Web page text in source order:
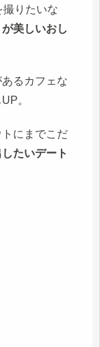
りたいな
美しいおし
るカフェな
。
にまでこだ
たいデート